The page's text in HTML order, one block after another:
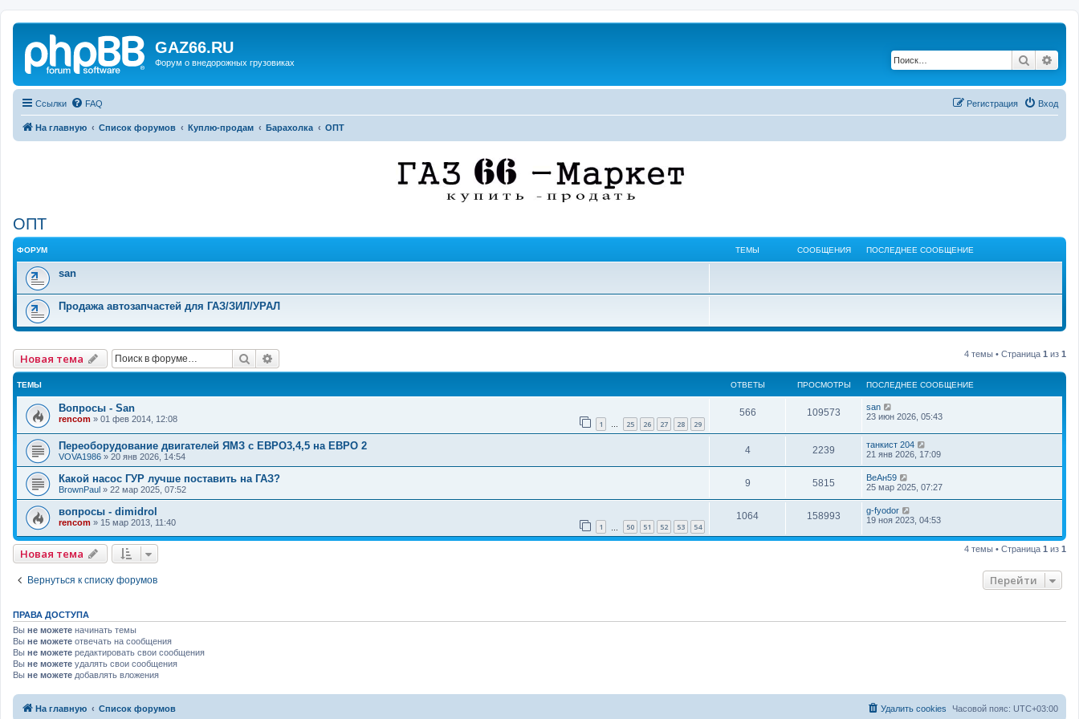
GAZ66.RU
Форум о внедорожных грузовиках Поиск
Ссылки FAQ Вход
Регистрация
На главную Список форумов Куплю-продам Барахолка ОПТ
ОПТ
ФОРУМ ТЕМЫ СООБЩЕНИЯ ПОСЛЕДНЕЕ СООБЩЕНИЕ
san
Продажа автозапчастей для ГАЗ/ЗИЛ/УРАЛ
Новая тема Поиск 4 темы • Страница 1 из 1
ТЕМЫ ОТВЕТЫ ПРОСМОТРЫ ПОСЛЕДНЕЕ СООБЩЕНИЕ
Вопросы - San
rencom » 01 фев 2014, 12:08 1 … 25 26 27 28 29
566 109573
san
23 июн 2026, 05:43
Переоборудование двигателей ЯМЗ с ЕВРО3,4,5 на ЕВРО 2
VOVA1986 » 20 янв 2026, 14:54
4 2239
танкист 204
21 янв 2026, 17:09
Какой насос ГУР лучше поставить на ГАЗ?
BrownPaul » 22 мар 2025, 07:52
9 5815
ВеАн59
25 мар 2025, 07:27
вопросы - dimidrol
rencom » 15 мар 2013, 11:40 1 50 51 52 53 54
1064 158993
g-fyodor
19 ноя 2023, 04:53
Новая тема 4 темы • Страница 1 из 1
Вернуться к списку форумов Перейти
ПРАВА ДОСТУПА
Вы не можете начинать темы
Вы не можете отвечать на сообщения
Вы не можете редактировать свои сообщения
Вы не можете удалять свои сообщения
Вы не можете добавлять вложения
На главную Список форумов Часовой пояс: UTC+03:00
Удалить cookies